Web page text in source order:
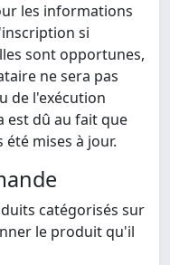
les informations
si
sont opportunes,
ne sera pas
de l'exécution
est dû au fait que
mises à jour.
catégorisés sur
le produit qu'il